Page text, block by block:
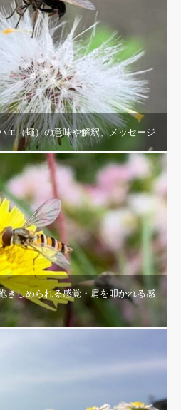
エ（蠅）の意味や解釈、メッセージ
きしめられる感覚・肩を叩かれる感